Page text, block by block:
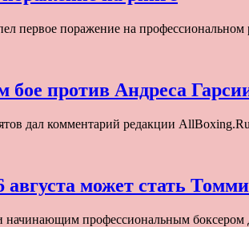
первое поражение на
бое против Андреса
дал комментарий редакции
может стать
начинающим профессиональным